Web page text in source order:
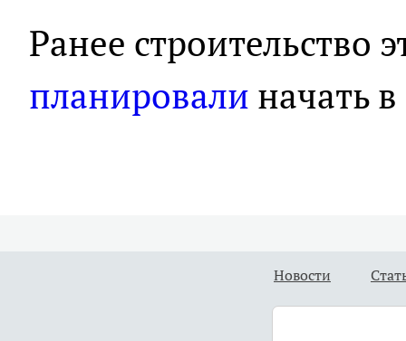
Ранее строительство
планировали начать
Новости